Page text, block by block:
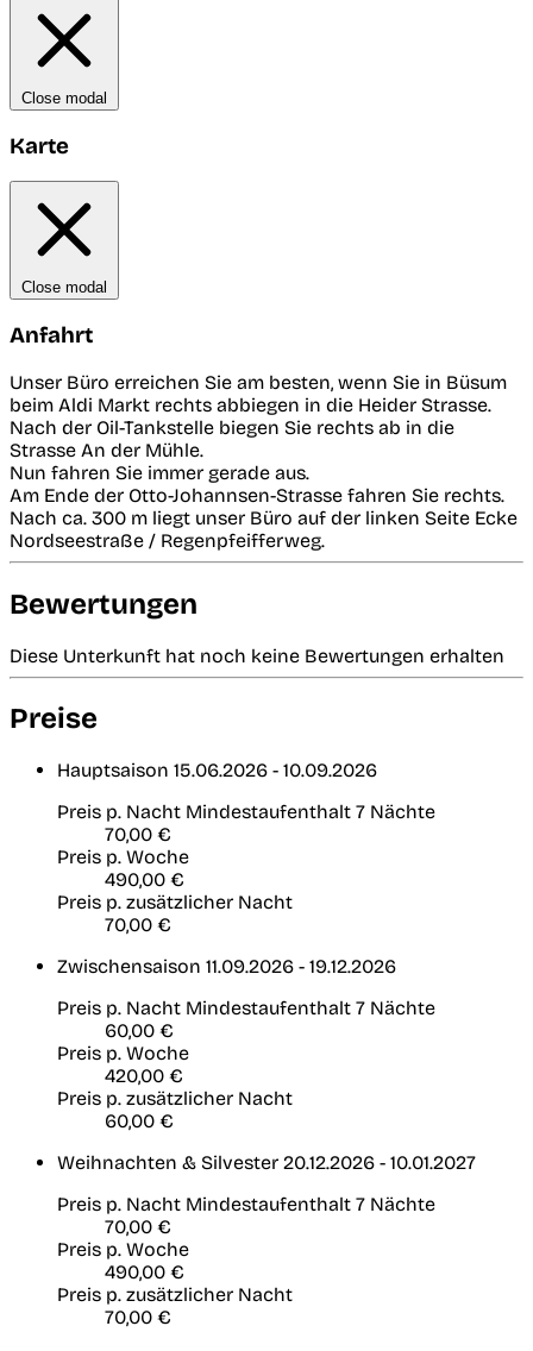
Close modal
Karte
Close modal
Anfahrt
Unser Büro erreichen Sie am besten, wenn Sie in Büsum
beim Aldi Markt rechts abbiegen in die Heider Strasse.
Nach der Oil-Tankstelle biegen Sie rechts ab in die
Strasse An der Mühle.
Nun fahren Sie immer gerade aus.
Am Ende der Otto-Johannsen-Strasse fahren Sie rechts.
Nach ca. 300 m liegt unser Büro auf der linken Seite Ecke
Nordseestraße / Regenpfeifferweg.
Bewertungen
Diese Unterkunft hat noch keine Bewertungen erhalten
Preise
Hauptsaison 15.06.2026 - 10.09.2026
Preis p. Nacht Mindestaufenthalt 7 Nächte
70,00 €
Preis p. Woche
490,00 €
Preis p. zusätzlicher Nacht
70,00 €
Zwischensaison 11.09.2026 - 19.12.2026
Preis p. Nacht Mindestaufenthalt 7 Nächte
60,00 €
Preis p. Woche
420,00 €
Preis p. zusätzlicher Nacht
60,00 €
Weihnachten & Silvester 20.12.2026 - 10.01.2027
Preis p. Nacht Mindestaufenthalt 7 Nächte
70,00 €
Preis p. Woche
490,00 €
Preis p. zusätzlicher Nacht
70,00 €